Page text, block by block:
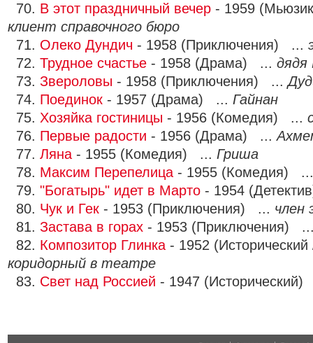
70. В этот праздничный вечер - 1959
клиент справочного бюро
71. Олеко Дундич - 1958 (Приключения) ...
72. Трудное счастье - 1958 (Драма) ...
73. Звероловы - 1958 (Приключения) ...
74. Поединок - 1957 (Драма) ... Гайнан
75. Хозяйка гостиницы - 1956 (Комедия) ...
76. Первые радости - 1956 (Драма) ...
77. Ляна - 1955 (Комедия) ... Гриша
78. Максим Перепелица - 1955 (Комедия)
79. "Богатырь" идет в Марто - 1954
80. Чук и Гек - 1953 (Приключения) ... член
81. Застава в горах - 1953 (Приключения)
82. Композитор Глинка - 1952
коридорный в театре
83. Свет над Россией - 1947